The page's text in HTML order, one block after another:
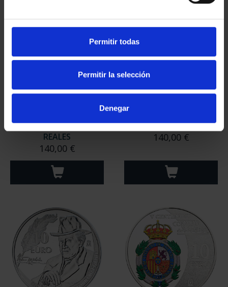
Permitir todas
Permitir la selección
Denegar
EQUIPO OLIMPICO
ESPAÑOL 2026 - 8
REALES
140,00 €
MARIA MOLINER (2025)
140,00 €